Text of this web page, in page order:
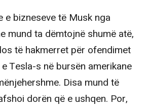
e bizneseve të Musk nga
mund ta dëmtojnë shumë atë,
të hakmerret për ofendimet
Tesla-s në bursën amerikane
Disa mund të
dorën që e ushqen. Por,